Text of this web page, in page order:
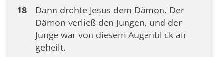
18
Dann drohte Jesus dem Dämon. Der
Dämon verließ den Jungen, und der
Junge war von diesem Augenblick an
geheilt.